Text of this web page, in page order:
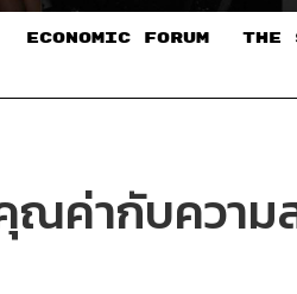
ECONOMIC FORUM THE
ณค่ากับควา